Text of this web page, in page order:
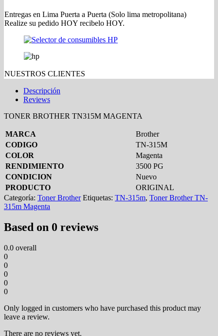
Entregas en Lima Puerta a Puerta (Solo lima metropolitana)
Realize su pedido HOY recibelo HOY.
NUESTROS CLIENTES
Descripción
Reviews
TONER BROTHER TN315M MAGENTA
MARCA
Brother
CODIGO
TN-315M
COLOR
Magenta
RENDIMIENTO
3500 PG
CONDICION
Nuevo
PRODUCTO
ORIGINAL
Categoría: Toner Brother Etiquetas: TN-315m, Toner Brother TN-
315m Magenta
Based on 0 reviews
0.0 overall
0
0
0
0
0
Only logged in customers who have purchased this product may
leave a review.
There are no reviews yet.